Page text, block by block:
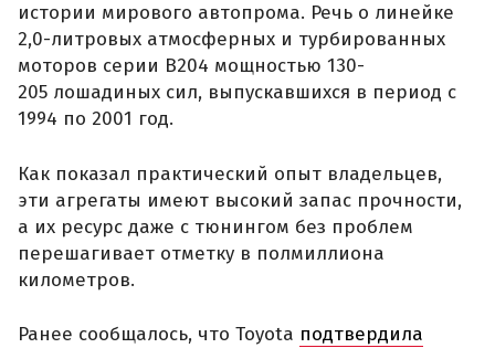
истории мирового автопрома. Речь о линейке
2,0-литровых атмосферных и турбированных
моторов серии B204 мощностью 130-
205 лошадиных сил, выпускавшихся в период с
1994 по 2001 год.
Как показал практический опыт владельцев,
эти агрегаты имеют высокий запас прочности,
а их ресурс даже с тюнингом без проблем
перешагивает отметку в полмиллиона
километров.
Ранее сообщалось, что Toyota подтвердила